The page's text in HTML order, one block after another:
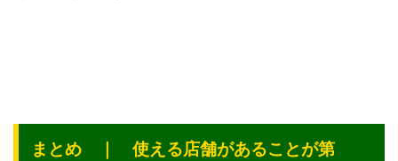
まとめ ｜ 使える店舗があることが第